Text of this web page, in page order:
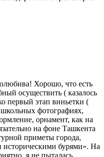
Хорошо, что есть
осуществить ( казалось
первый этап виньетки (
фотографиях,
орнамент, как на
на фоне Ташкента
приметы города,
историческими бурями». На
я не пыталась